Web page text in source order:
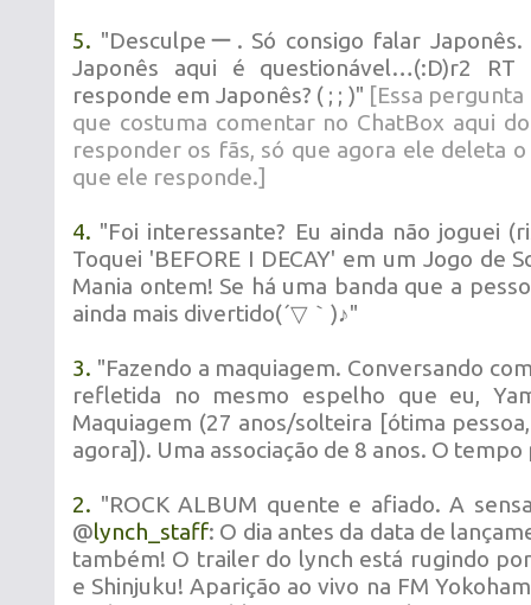
5. "Desculpeー. Só consigo falar
Japonês aqui é questionável…(:D)r2
responde em Japonês? ( ; ; )" [Essa
que costuma comentar no ChatBox aqui
responder os fãs, só que agora ele deleta
que ele responde.]
4. "Foi interessante? Eu ainda não joguei
Toquei 'BEFORE I DECAY' em um Jogo de
Mania ontem! Se há uma banda que a
ainda mais divertido(´▽｀)♪"
3. "Fazendo a maquiagem. Conversando
refletida no mesmo espelho que eu,
Maquiagem (27 anos/solteira [ótima
agora]). Uma associação de 8 anos. O
2. "ROCK ALBUM quente e afiado. A
@lynch_staff: O dia antes da data de
também! O trailer do lynch está rugindo
e Shinjuku! Aparição ao vivo na FM